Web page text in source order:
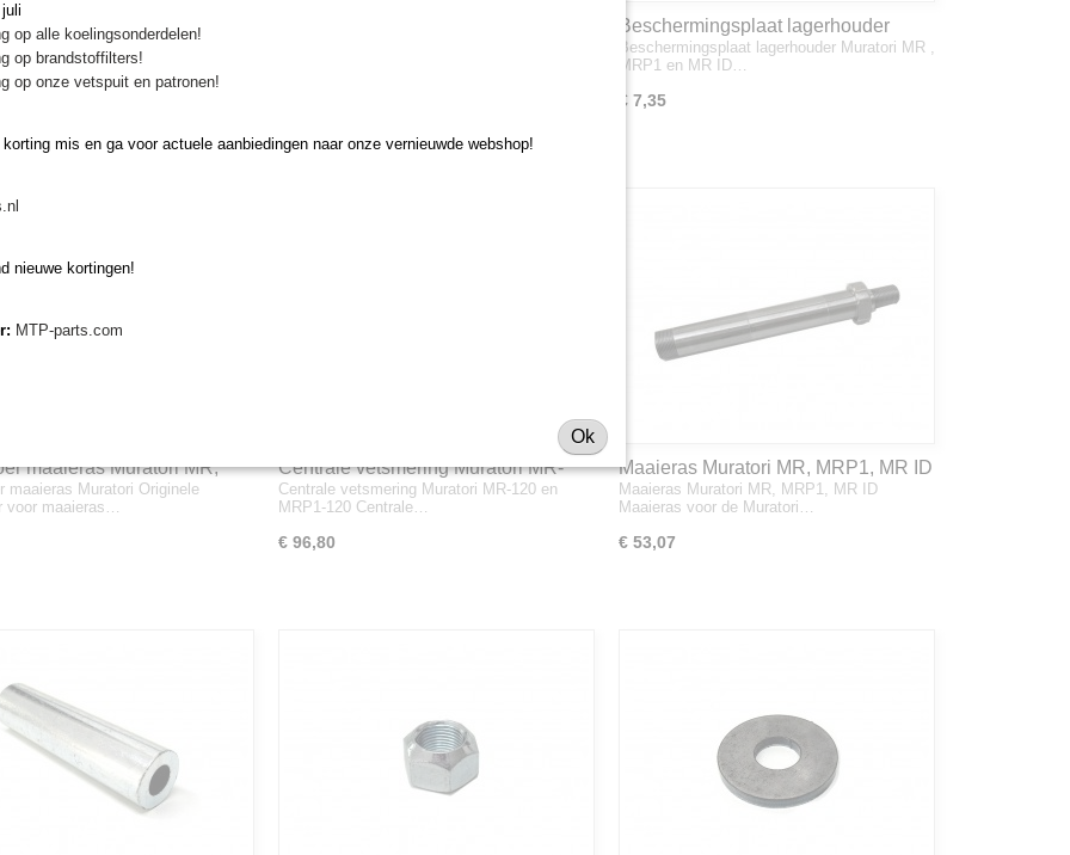
Muratori MR, MRP1
Muratori MR, MRP1 en MR ID
de…
Beschermingsplaat lagerhouder
Muratori MR , MRP1 en MR ID
Beschermingsplaat lagerhouder Muratori MR ,
MRP1 en MR ID…
€ 7,35
maaieras Muratori MR,
MR ID
maaieras Muratori Originele
voor maaieras…
Centrale vetsmering Muratori MR-
120 en MRP1-120
Centrale vetsmering Muratori MR-120 en
MRP1-120 Centrale…
€ 96,80
Maaieras Muratori MR, MRP1, MR ID
Maaieras Muratori MR, MRP1, MR ID
Maaieras voor de Muratori…
€ 53,07
op alle koelingsonderdelen!
op brandstoffilters!
op onze vetspuit en patronen!
korting mis en ga voor actuele aanbiedingen naar onze vernieuwde webshop!
nieuwe kortingen!
MTP-parts.com
Ok